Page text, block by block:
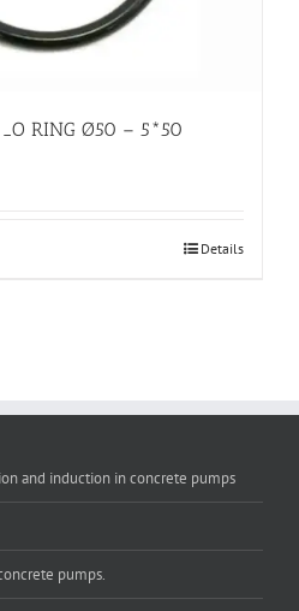
RING Ø50 – 5*50
Details
and induction in concrete pumps
pumps.